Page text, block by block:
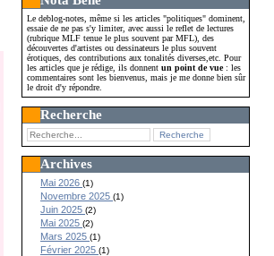
Le deblog-notes, même si les articles "politiques" dominent,
essaie de ne pas s'y limiter, avec aussi le reflet de lectures
(rubrique MLF tenue le plus souvent par MFL), des
découvertes d'artistes ou dessinateurs le plus souvent
érotiques, des contributions aux tonalités diverses,etc. Pour
les articles que je rédige, ils donnentun point de vue: les
commentaires sont les bienvenus, mais je me donne bien sûr
le droit d'y répondre.
Recherche
Archives
Mai 2026(1)
Novembre 2025(1)
Juin 2025(2)
Mai 2025(2)
Mars 2025(1)
Février 2025(1)